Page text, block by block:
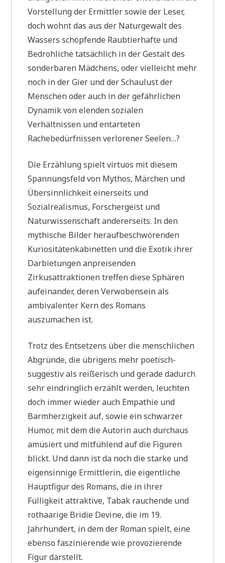
Vorstellung der Ermittler sowie der Leser,
doch wohnt das aus der Naturgewalt des
Wassers schöpfende Raubtierhafte und
Bedrohliche tatsächlich in der Gestalt des
sonderbaren Mädchens, oder vielleicht mehr
noch in der Gier und der Schaulust der
Menschen oder auch in der gefährlichen
Dynamik von elenden sozialen
Verhältnissen und entarteten
Rachebedürfnissen verlorener Seelen…?
Die Erzählung spielt virtuos mit diesem
Spannungsfeld von Mythos, Märchen und
Übersinnlichkeit einerseits und
Sozialrealismus, Forschergeist und
Naturwissenschaft andererseits. In den
mythische Bilder heraufbeschwörenden
Kuriositätenkabinetten und die Exotik ihrer
Darbietungen anpreisenden
Zirkusattraktionen treffen diese Sphären
aufeinander, deren Verwobensein als
ambivalenter Kern des Romans
auszumachen ist.
Trotz des Entsetzens über die menschlichen
Abgründe, die übrigens mehr poetisch-
suggestiv als reißerisch und gerade dadurch
sehr eindringlich erzählt werden, leuchten
doch immer wieder auch Empathie und
Barmherzigkeit auf, sowie ein schwarzer
Humor, mit dem die Autorin auch durchaus
amüsiert und mitfühlend auf die Figuren
blickt. Und dann ist da noch die starke und
eigensinnige Ermittlerin, die eigentliche
Hauptfigur des Romans, die in ihrer
Fülligkeit attraktive, Tabak rauchende und
rothaarige Bridie Devine, die im 19.
Jahrhundert, in dem der Roman spielt, eine
ebenso faszinierende wie provozierende
Figur darstellt.